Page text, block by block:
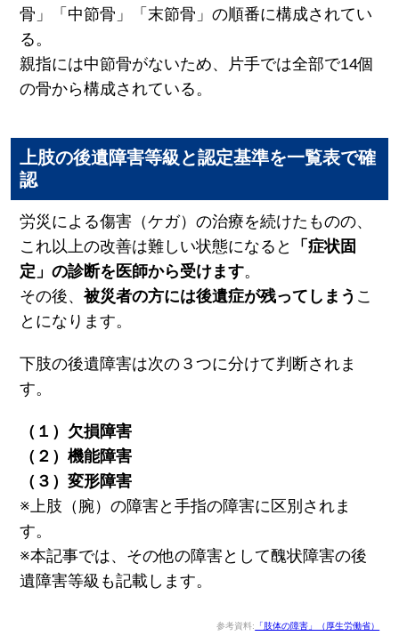
骨」「中節骨」「末節骨」の順番に構成されてい
る。
親指には中節骨がないため、片手では全部で14個
の骨から構成されている。
上肢の後遺障害等級と認定基準を一覧表で確
認
労災による傷害（ケガ）の治療を続けたものの、
これ以上の改善は難しい状態になると
「症状固
定」の診断を医師から受けます。
その後、被災者の方には後遺症が残ってしまう こ
とになります。
下肢の後遺障害は次の３つに分けて判断されま
す。
（１）欠損障害
（２）機能障害
（３）変形障害
※上肢（腕）の障害と手指の障害に区別されま
す。
※本記事では、その他の障害として醜状障害の後
遺障害等級も記載します。
参考資料: 「肢体の障害」（厚生労働省）